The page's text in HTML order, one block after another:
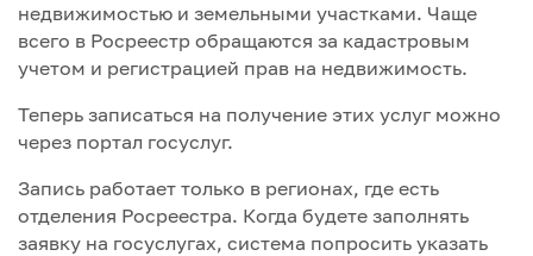
недвижимостью и земельными участками. Чаще
всего в Росреестр обращаются за кадастровым
учетом и регистрацией прав на недвижимость.
Теперь записаться на получение этих услуг можно
через портал госуслуг.
Запись работает только в регионах, где есть
отделения Росреестра. Когда будете заполнять
заявку на госуслугах, система попросить указать